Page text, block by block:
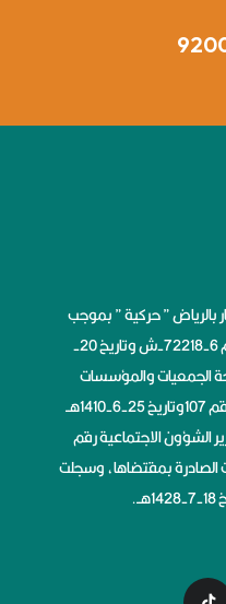
بالرياض ” حركية ” بموجب
خطاب وزارة الشؤون الإجتماعية رقم 6-72218-ش وتاريخ 20-
الجمعيات والمؤسسات
الخيرية الصادرة بقرار مجلس الوزراء رقم 107وتاريخ 25-6-1410هــ
الشؤون الاجتماعية رقم
والتعليمات الصادرة بمقتضاها، وسجلت